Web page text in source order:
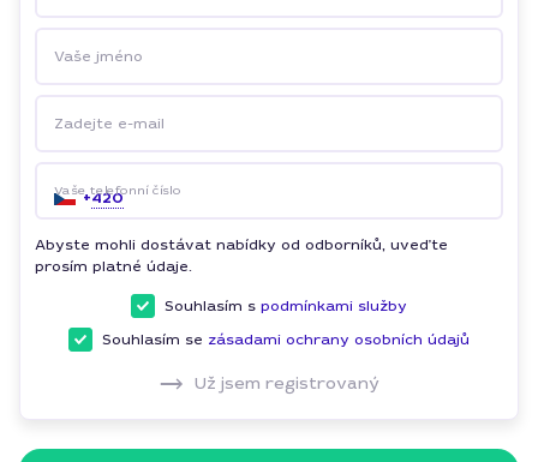
Vaše jméno
Zadejte e-mail
Vaše telefonní číslo
+420
Abyste mohli dostávat nabídky od odborníků, uveďte
prosím platné údaje.
Souhlasím s podmínkami služby
Souhlasím se zásadami ochrany osobních údajů
Už jsem registrovaný